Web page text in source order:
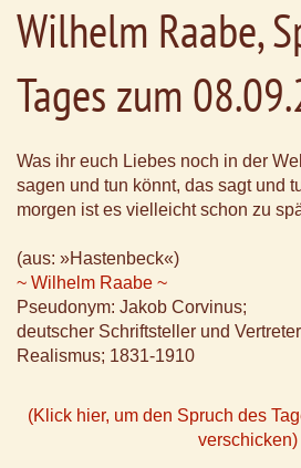
Wilhelm Raabe,
Tages zum
Was ihr euch Liebes noch in der
sagen und tun könnt, das sagt und
morgen ist es vielleicht schon zu
(aus: »Hastenbeck«)
~ Wilhelm Raabe ~
Pseudonym: Jakob Corvinus;
deutscher Schriftsteller und
Realismus; 1831-1910
(Klick hier, um den Spruch des
verschicken)